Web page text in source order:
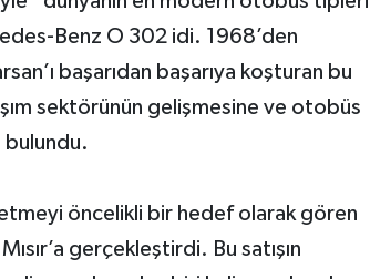
Benz O 302 idi. 1968’den
başarıdan başarıya koşturan bu
sektörünün gelişmesine ve otobüs
bulundu.
öncelikli bir hedef olarak gören
Mısır’a gerçekleştirdi. Bu satışın